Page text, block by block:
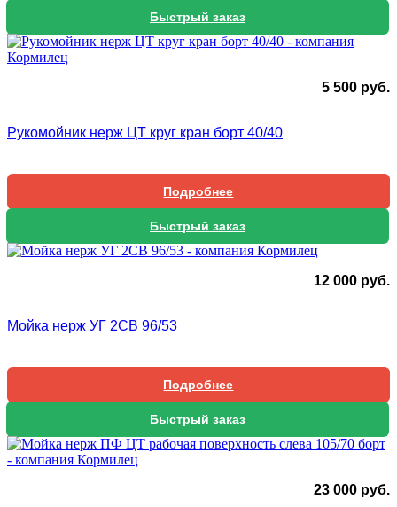
Быстрый заказ
5 500 руб.
Рукомойник нерж ЦТ круг кран борт 40/40
Подробнее
Быстрый заказ
12 000 руб.
Мойка нерж УГ 2СВ 96/53
Подробнее
Быстрый заказ
23 000 руб.